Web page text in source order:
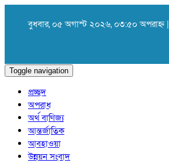
বুধবার, ০৫ অগাস্ট ২০২৬, ০৩:৫০ অপরাহ্ন |
Toggle navigation
প্রচ্ছদ
অপরাধ
অর্থ বাণিজ্য
আন্তর্জাতিক
আবহাওয়া
উন্নয়ন সংবাদ